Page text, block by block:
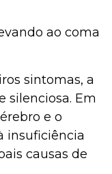
ao coma
sintomas, a
silenciosa. Em
e o
insuficiência
causas de